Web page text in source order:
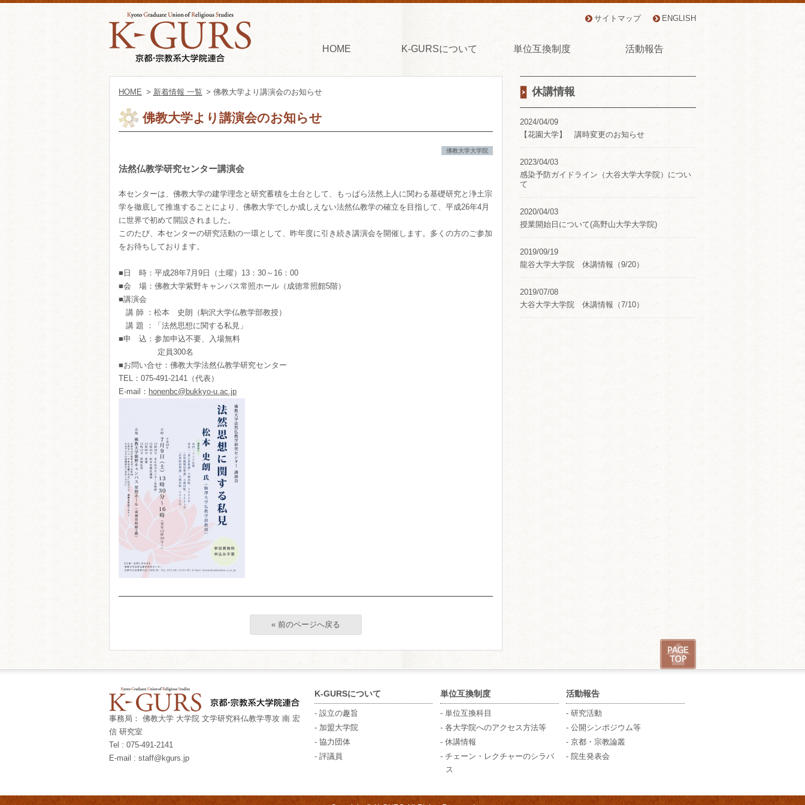
サイトマップ ENGLISH
HOME K-GURSについて 単位互換制度 活動報告
休講情報
2024/04/09
【花園大学】 講時変更のお知らせ
2023/04/03
感染予防ガイドライン（大谷大学大学院）につい
て
2020/04/03
授業開始日について(高野山大学大学院)
2019/09/19
龍谷大学大学院 休講情報（9/20）
2019/07/08
大谷大学大学院 休講情報（7/10）
HOME > 新着情報 一覧 > 佛教大学より講演会のお知らせ
佛教大学より講演会のお知らせ
佛教大学大学院
法然仏教学研究センター講演会
本センターは、佛教大学の建学理念と研究蓄積を土台として、もっぱら法然上人に関わる基礎研究と浄土宗
学を徹底して推進することにより、佛教大学でしか成しえない法然仏教学の確立を目指して、平成26年4月
に世界で初めて開設されました。
このたび、本センターの研究活動の一環として、昨年度に引き続き講演会を開催します。多くの方のご参加
をお待ちしております。
■日 時：平成28年7月9日（土曜）13：30～16：00
■会 場：佛教大学紫野キャンパス常照ホール（成徳常照館5階）
■講演会
講 師 ：松本 史朗（駒沢大学仏教学部教授）
講 題 ：「法然思想に関する私見」
■申 込：参加申込不要、入場無料
定員300名
■お問い合せ：佛教大学法然仏教学研究センター
TEL：075-491-2141（代表）
E-mail： honenbc@bukkyo-u.ac.jp
« 前のページへ戻る
事務局： 佛教大学 大学院 文学研究科仏教学専攻 南 宏
信 研究室
Tel : 075-491-2141
E-mail : staff@kgurs.jp
K-GURSについて
- 設立の趣旨
- 加盟大学院
- 協力団体
- 評議員
単位互換制度
- 単位互換科目
- 各大学院へのアクセス方法等
- 休講情報
- チェーン・レクチャーのシラバ
ス
活動報告
- 研究活動
- 公開シンポジウム等
- 京都・宗教論叢
- 院生発表会